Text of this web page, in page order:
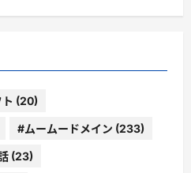
(20)
#ムームードメイン (233)
(23)